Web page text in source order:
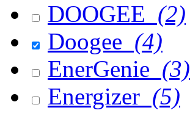
DOOGEE (2)
Doogee (4)
EnerGenie (3)
Energizer (5)